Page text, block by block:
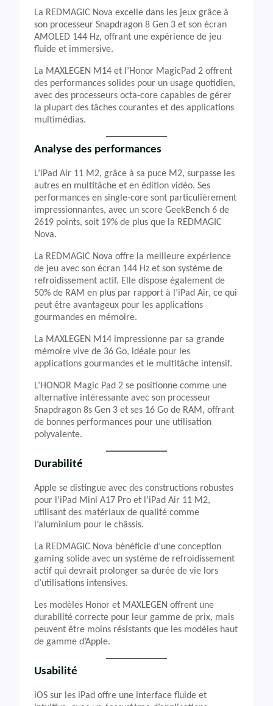
La REDMAGIC Nova excelle dans les jeux grâce à
son processeur Snapdragon 8 Gen 3 et son écran
AMOLED 144 Hz, offrant une expérience de jeu
fluide et immersive.
La MAXLEGEN M14 et l’Honor MagicPad 2 offrent
des performances solides pour un usage quotidien,
avec des processeurs octa-core capables de gérer
la plupart des tâches courantes et des applications
multimédias.
Analyse des performances
L’iPad Air 11 M2, grâce à sa puce M2, surpasse les
autres en multitâche et en édition vidéo. Ses
performances en single-core sont particulièrement
impressionnantes, avec un score GeekBench 6 de
2619 points, soit 19% de plus que la REDMAGIC
Nova.
La REDMAGIC Nova offre la meilleure expérience
de jeu avec son écran 144 Hz et son système de
refroidissement actif. Elle dispose également de
50% de RAM en plus par rapport à l’iPad Air, ce qui
peut être avantageux pour les applications
gourmandes en mémoire.
La MAXLEGEN M14 impressionne par sa grande
mémoire vive de 36 Go, idéale pour les
applications gourmandes et le multitâche intensif.
L’HONOR Magic Pad 2 se positionne comme une
alternative intéressante avec son processeur
Snapdragon 8s Gen 3 et ses 16 Go de RAM, offrant
de bonnes performances pour une utilisation
polyvalente.
Durabilité
Apple se distingue avec des constructions robustes
pour l’iPad Mini A17 Pro et l’iPad Air 11 M2,
utilisant des matériaux de qualité comme
l’aluminium pour le châssis.
La REDMAGIC Nova bénéficie d’une conception
gaming solide avec un système de refroidissement
actif qui devrait prolonger sa durée de vie lors
d’utilisations intensives.
Les modèles Honor et MAXLEGEN offrent une
durabilité correcte pour leur gamme de prix, mais
peuvent être moins résistants que les modèles haut
de gamme d’Apple.
Usabilité
iOS sur les iPad offre une interface fluide et